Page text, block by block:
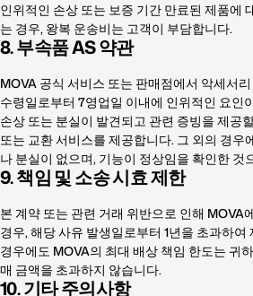
인위적인 손상 또는 보증 기간 만료된 제품에
는 경우, 왕복 운송비는 고객이 부담합니다.
8. 부속품 AS 약관
MOVA 공식 서비스 또는 판매점에서 악세서
수령일로부터 7영업일 이내에 인위적인 요인
손상 또는 분실이 발견되고 관련 증빙을 제공
또는 교환 서비스를 제공합니다. 그 외의 경우
나 분실이 없으며, 기능이 정상임을 확인한 것
9. 책임 및 소송 시효 제한
본 계약 또는 관련 거래 위반으로 인해 MOVA
경우, 해당 사유 발생일로부터 1년을 초과하
경우에도 MOVA의 최대 배상 책임 한도는 귀
매 금액을 초과하지 않습니다.
10. 기타 주의사항